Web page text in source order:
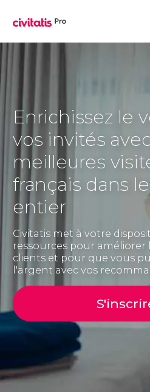
Enrichissez le
vos invités
meilleures
français dans
entier
Civitatis met à votre
ressources pour améliorer
clients et pour que vous
l'argent avec vos